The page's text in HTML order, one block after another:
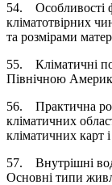
54. Особливості
кліматотвірних
та розмірами
55. Кліматичні
Північною
56. Практична
кліматичних
кліматичних
57. Внутрішні
Основні типи